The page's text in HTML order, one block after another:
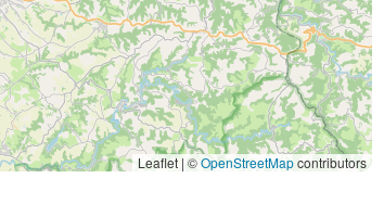
Leaflet | ©OpenStreetMapcontributors